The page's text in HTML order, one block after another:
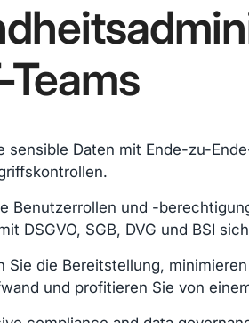
Teams
sensible Daten mit Ende-zu-
Benutzerrollen und -
DSGVO, SGB, DVG und BSI
Sie die Bereitstellung,
und profitieren Sie von